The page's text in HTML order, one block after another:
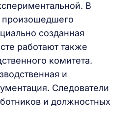
В
произошедшего
созданная
работают также
комитета.
и
Следователи
и должностных